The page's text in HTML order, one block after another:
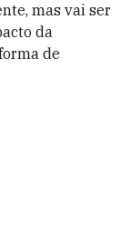
mas vai ser
da
de